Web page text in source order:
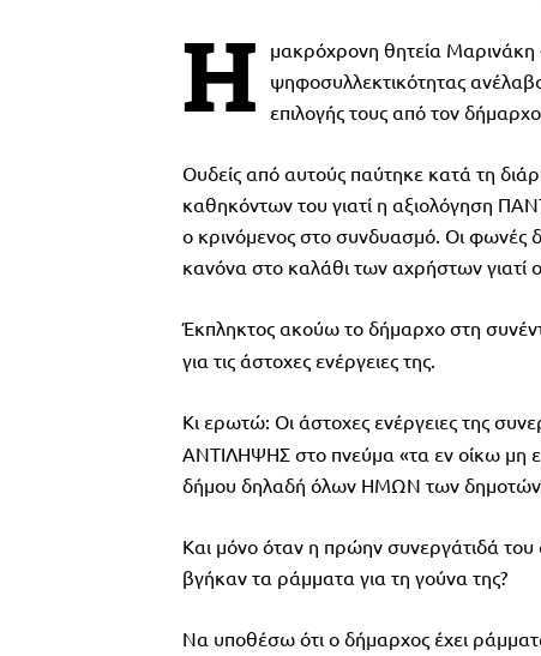
Η
μακρόχρονη θητεία Μαρινάκη
ψηφοσυλλεκτικότητας
επιλογής τους από τον
Ουδείς από αυτούς παύτηκε κατά τη
καθηκόντων του γιατί η αξιολόγηση
ο κρινόμενος στο συνδυασμό. Οι φωνές
κανόνα στο καλάθι των αχρήστων γιατί
Έκπληκτος ακούω το δήμαρχο στη
για τις άστοχες ενέργειες της.
Κι ερωτώ: Οι άστοχες ενέργειες της
ΑΝΤΙΛΗΨΗΣ στο πνεύμα «τα εν οίκω μη
δήμου δηλαδή όλων ΗΜΩΝ των
Και μόνο όταν η πρώην συνεργάτιδά
βγήκαν τα ράμματα για τη γούνα της?
Να υποθέσω ότι ο δήμαρχος έχει